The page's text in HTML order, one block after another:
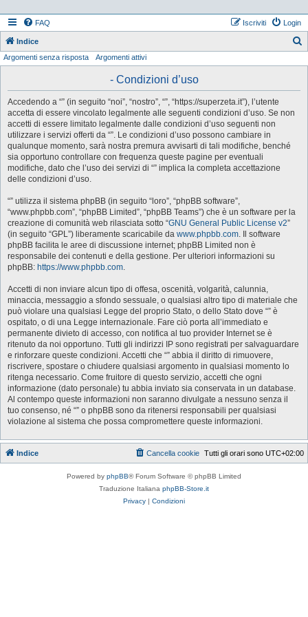
FAQ Login
Iscriviti
Indice
Argomenti senza risposta Argomenti attivi
- Condizioni d’uso
Accedendo a “” (in seguito “noi”, “nostro”, “”, “https://superzeta.it”), l’utente
accetta di essere vincolato legalmente alle seguenti condizioni d’uso. Se non
accetti di essere limitato legalmente dalle condizioni d’uso seguenti non
utilizzare i servizi offerti da “”. Le condizioni d’uso possono cambiare in
qualunque momento, sarà nostra premura avvisarti di tali modifiche, benché
sia opportuno controllare con frequenza queste pagine per eventuali
modifiche, dato che l’uso dei servizi di “” implica la completa accettazione
delle condizioni d’uso.
“” utilizza il sistema phpBB (in seguito “loro”, “phpBB software”,
“www.phpbb.com”, “phpBB Limited”, “phpBB Teams”) che è un software per la
creazione di comunità web rilasciata sotto “GNU General Public License v2”
(in seguito “GPL”) liberamente scaricabile da www.phpbb.com. Il software
phpBB facilita le aree di discussione internet; phpBB Limited non è
responsabile dei contenuti e della gestione. Per ulteriori informazioni su
phpBB: https://www.phpbb.com.
Accetti di non inviare alcun tipo di offesa, oscenità, volgarità, calunnia,
minaccia, messaggio a sfondo sessuale, o qualsiasi altro tipo di materiale che
può violare una qualsiasi Legge del proprio Stato, o dello Stato dove “” è
ospitato, o di una Legge internazionale. Fare ciò porta all’immediato e
permanente divieto di accesso, con notifica al tuo provider Internet se è
ritenuto da noi opportuno. Tutti gli indirizzi IP sono registrati per salvaguardare
e rinforzare queste condizioni. Accetti che “” abbia il diritto di rimuovere,
riscrivere, spostare o chiudere qualsiasi argomento in qualsiasi momento lo
ritenga necessario. Come fruitore di questo servizio, accetti che ogni
informazione (dato personale) tu abbia inviato sia conservata in un database.
Al contempo queste informazioni non saranno divulgate a nessuno senza il
tuo consenso, né “” o phpBB sono da ritenersi responsabili per qualsiasi
violazione al sistema che possa compromettere queste informazioni.
Indice Tutti gli orari sono UTC+02:00
Cancella cookie
Powered by phpBB® Forum Software © phpBB Limited
Traduzione Italiana phpBB-Store.it
Privacy | Condizioni